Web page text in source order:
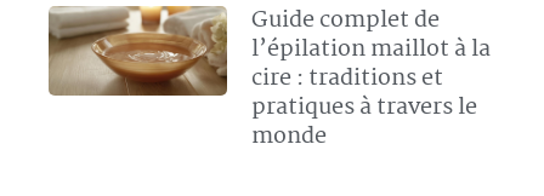
Guide complet de
l’épilation maillot à la
cire : traditions et
pratiques à travers le
monde